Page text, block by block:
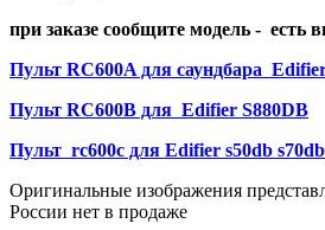
при заказе сообщите модель - есть
Пульт RC600A для саундбара
Пульт RC600B для Edifier S880DB
Пульт rc600c для Edifier s50db s70db
Оригинальные изображения
России нет в продаже